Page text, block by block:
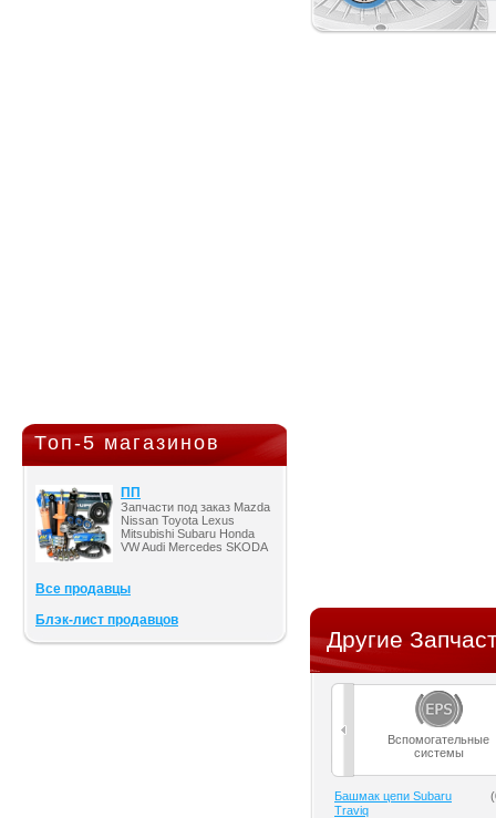
Топ-5 магазинов
ПП
Запчасти под заказ Mazda
Nissan Toyota Lexus
Mitsubishi Subaru Honda
VW Audi Mercedes SKODA
Все продавцы
Блэк-лист продавцов
Другие
Вспомогательные
системы
Башмак цепи Subaru
Traviq
(